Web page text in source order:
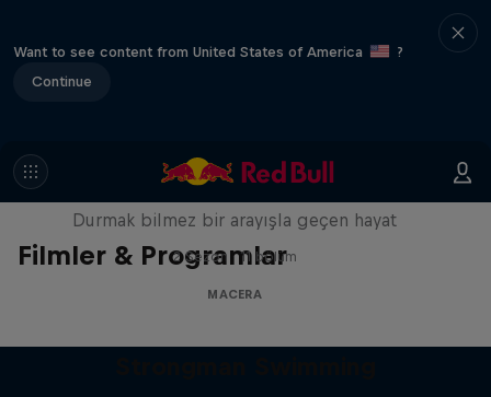
Want to see content from United States of America
?
Continue
Filmler & Programlar
Dedicate
Durmak bilmez bir arayışla geçen hayat
2 Sezon · 11 bölüm
MACERA